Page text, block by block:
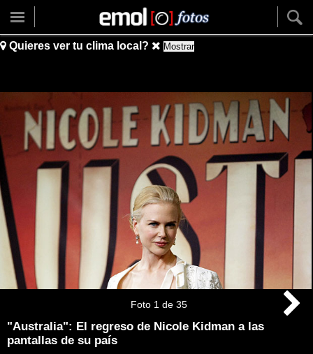
Quieres ver tu clima local? Mostrar
Foto 1 de 35
"Australia": El regreso de Nicole Kidman a las
pantallas de su país